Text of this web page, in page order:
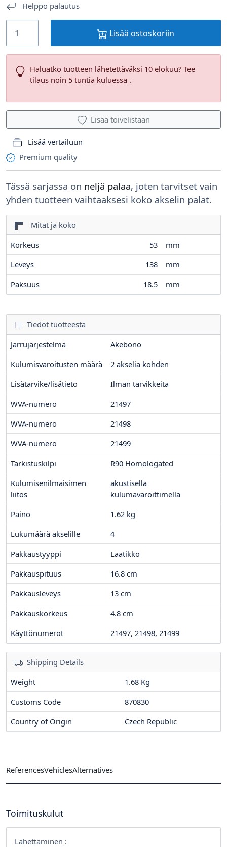
Premium quality
Tässä sarjassa on neljä palaa, joten tarvitset vain
yhden tuotteen vaihtaaksesi koko akselin palat.
Mitat ja koko
Korkeus
53
mm
Leveys
138
mm
Paksuus
18.5 mm
Tiedot tuotteesta
Jarrujärjestelmä
Akebono
Kulumisvaroitusten määrä
2 akselia kohden
Lisätarvike/lisätieto
Ilman tarvikkeita
WVA-numero
21497
WVA-numero
21498
WVA-numero
21499
Tarkistuskilpi
R90 Homologated
Kulumisenilmaisimen
liitos
akustisella
kulumavaroittimella
Paino
1.62 kg
Lukumäärä akselille
4
Pakkaustyyppi
Laatikko
Pakkauspituus
16.8 cm
Pakkausleveys
13 cm
Pakkauskorkeus
4.8 cm
Käyttönumerot
21497, 21498, 21499
Shipping Details
Weight
1.68 Kg
Customs Code
870830
Country of Origin
Czech Republic
Helppo palautus
Lisää ostoskoriin
Haluatko tuotteen lähetettäväksi 10 elokuu? Tee
tilaus noin 5 tuntia kuluessa .
Lisää toivelistaan
Lisää vertailuun
ReferencesVehiclesAlternatives
Toimituskulut
Lähettäminen :